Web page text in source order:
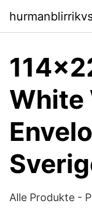
White
Alle Produkte -